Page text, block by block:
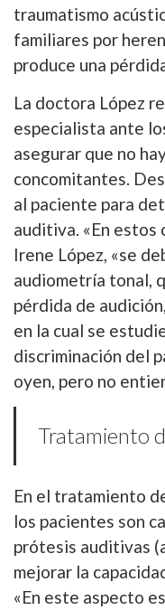
traumatismo
familiares por
produce una
La doctora López
especialista ante
asegurar que no
concomitantes.
al paciente para
auditiva. «En estos
Irene López, «se
audiometría tonal,
pérdida de
en la cual se
discriminación del
oyen, pero no
Tratamiento
En el tratamiento
los pacientes son
prótesis auditivas
mejorar la
«En este aspecto